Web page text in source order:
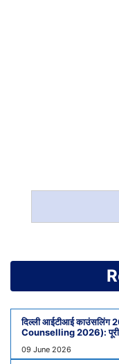
दिल्ली आईटीआई
Counselling 2026): पूरी
09 June 2026